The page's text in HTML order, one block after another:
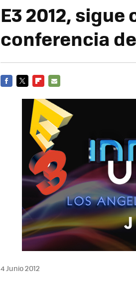
E3 2012,
conferencia
MAIL
4 Junio 2012